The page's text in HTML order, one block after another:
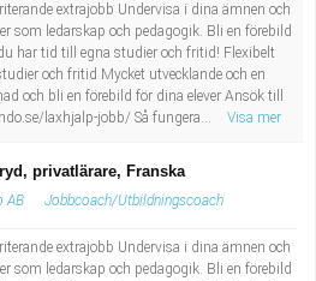
extrajobb Undervisa i dina ämnen och
som ledarskap och pedagogik. Bli en förebild
har tid till egna studier och fritid! Flexibelt
och fritid Mycket utvecklande och en
och bli en förebild för dina elever Ansök till
laxhjalp-jobb/ Så fungera...
Visa mer
privatlärare, Franska
AB Jobbcoach/Utbildningscoach
extrajobb Undervisa i dina ämnen och
som ledarskap och pedagogik. Bli en förebild